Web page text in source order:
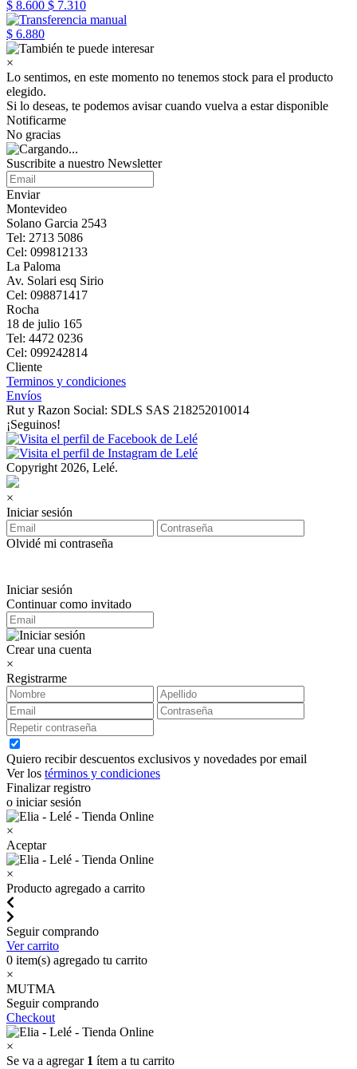
$ 8.600 $ 7.310
$ 6.880
×
Lo sentimos, en este momento no tenemos stock para el producto
elegido.
Si lo deseas, te podemos avisar cuando vuelva a estar disponible
Notificarme
No gracias
Suscribite a nuestro Newsletter
Enviar
Montevideo
Solano Garcia 2543
Tel: 2713 5086
Cel: 099812133
La Paloma
Av. Solari esq Sirio
Cel: 098871417
Rocha
18 de julio 165
Tel: 4472 0236
Cel: 099242814
Cliente
Terminos y condiciones
Envíos
Rut y Razon Social: SDLS SAS 218252010014
¡Seguinos!
Copyright 2026, Lelé.
×
Iniciar sesión
Olvidé mi contraseña
Iniciar sesión
Continuar como invitado
Crear una cuenta
×
Registrarme
Quiero recibir descuentos exclusivos y novedades por email
Ver los términos y condiciones
Finalizar registro
o iniciar sesión
×
Aceptar
×
Producto agregado a carrito
Seguir comprando
Ver carrito
0 item(s) agregado tu carrito
×
MUTMA
Seguir comprando
Checkout
×
Se va a agregar 1 ítem a tu carrito